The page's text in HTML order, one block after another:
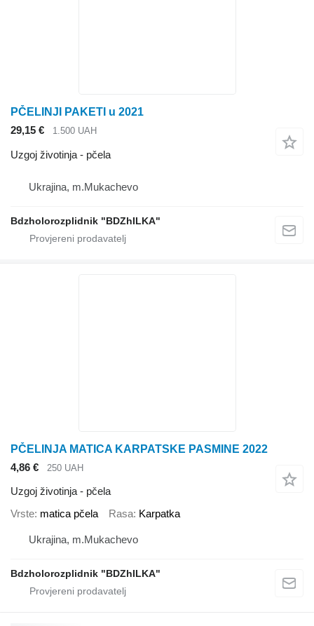
PČELINJI PAKETI u 2021
29,15 €
1.500 UAH
Uzgoj životinja - pčela
Ukrajina, m.Mukachevo
Bdzholorozplidnik "BDZhILKA"
PČELINJA MATICA KARPATSKE PASMINE 2022
4,86 €
250 UAH
Uzgoj životinja - pčela
Vrste matica pčela Rasa Karpatka
Ukrajina, m.Mukachevo
Bdzholorozplidnik "BDZhILKA"